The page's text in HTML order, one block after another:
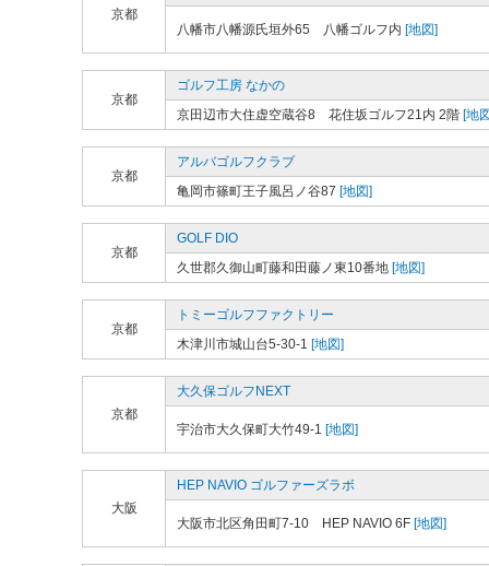
京都
八幡市八幡源氏垣外65 八幡ゴルフ内 [地図]
京都
ゴルフ工房 なかの
京田辺市大住虚空蔵谷8 花住坂ゴルフ21内 2階 [地
京都
アルバゴルフクラブ
亀岡市篠町王子風呂ノ谷87 [地図]
京都
GOLF DIO
久世郡久御山町藤和田藤ノ東10番地 [地図]
京都
トミーゴルフファクトリー
木津川市城山台5-30-1 [地図]
京都
大久保ゴルフNEXT
宇治市大久保町大竹49-1 [地図]
大阪
HEP NAVIO ゴルファーズラボ
大阪市北区角田町7-10 HEP NAVIO 6F [地図]